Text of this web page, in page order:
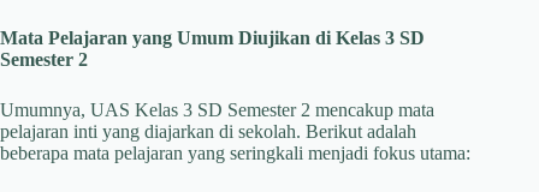
Mata Pelajaran yang Umum Diujikan di Kelas 3 SD
Semester 2
Umumnya, UAS Kelas 3 SD Semester 2 mencakup mata
pelajaran inti yang diajarkan di sekolah. Berikut adalah
beberapa mata pelajaran yang seringkali menjadi fokus utama: